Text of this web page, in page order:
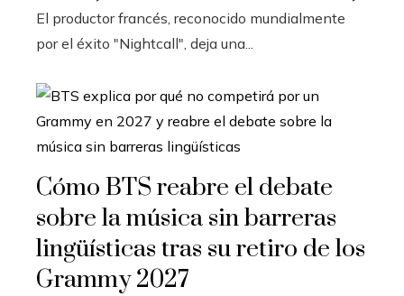
El productor francés, reconocido mundialmente
por el éxito "Nightcall", deja una...
Cómo BTS reabre el debate
sobre la música sin barreras
lingüísticas tras su retiro de los
Grammy 2027